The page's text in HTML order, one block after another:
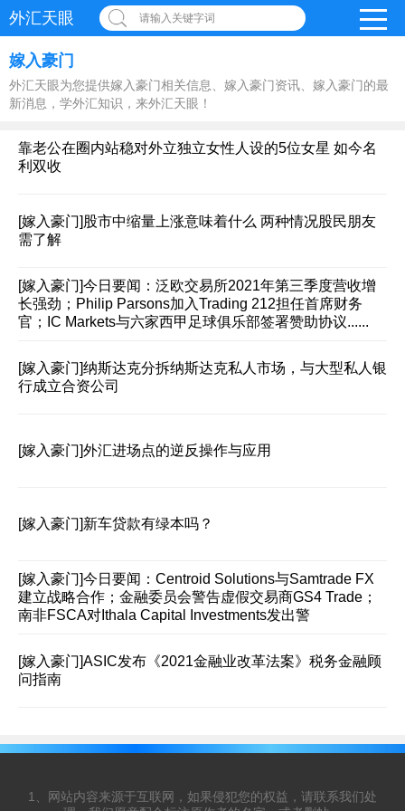
外汇天眼 请输入关键字词
嫁入豪门
外汇天眼为您提供嫁入豪门相关信息、嫁入豪门资讯、嫁入豪门的最
新消息，学外汇知识，来外汇天眼！
靠老公在圈内站稳对外立独立女性人设的5位女星 如今名
利双收
[嫁入豪门] 股市中缩量上涨意味着什么 两种情况股民朋友
需了解
[嫁入豪门]今日要闻：泛欧交易所2021年第三季度营收增
长强劲；Philip Parsons加入Trading 212担任首席财务
官；IC Markets与六家西甲足球俱乐部签署赞助协议......
[嫁入豪门]纳斯达克分拆纳斯达克私人市场，与大型私人银
行成立合资公司
[嫁入豪门]外汇进场点的逆反操作与应用
[嫁入豪门]新车贷款有绿本吗？
[嫁入豪门]今日要闻：Centroid Solutions与Samtrade FX
建立战略合作；金融委员会警告虚假交易商GS4 Trade；
南非FSCA对Ithala Capital Investments发出警
[嫁入豪门]ASIC发布《2021金融业改革法案》税务金融顾
问指南
1、网站内容来源于互联网，如果侵犯您的权益，请联系我们处